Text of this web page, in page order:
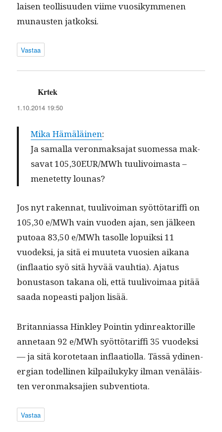
laisen teol­lisu­u­den viime vuosikymme­nen
munausten jatkoksi.
Vastaa
Krtek
1.10.2014 19:50
Mika Hämäläi­nen:
Ja samal­la veron­mak­sa­jat suomes­sa mak­
sa­vat 105,30EUR/MWh tuulivoimas­ta –
menetet­ty lounas?
Jos nyt raken­nat, tuulivoiman syöt­tö­tar­if­fi on
105,30 e/MWh vain vuo­den ajan, sen jäl­keen
putoaa 83,50 e/MWh tasolle lopuik­si 11
vuodek­si, ja sitä ei muute­ta vuosien aikana
(inflaa­tio syö sitä hyvää vauh­tia). Aja­tus
bonus­ta­son takana oli, että tuulivoimaa pitää
saa­da nopeasti paljon lisää.
Bri­tan­ni­as­sa Hink­ley Pointin ydin­reak­to­rille
annetaan 92 e/MWh syöt­tö­tar­if­fi 35 vuodek­si
— ja sitä korote­taan inflaa­ti­ol­la. Tässä ydinen­
er­gian todel­li­nen kil­pailukyky ilman venäläis­
ten veron­mak­sajien subventiota.
Vastaa